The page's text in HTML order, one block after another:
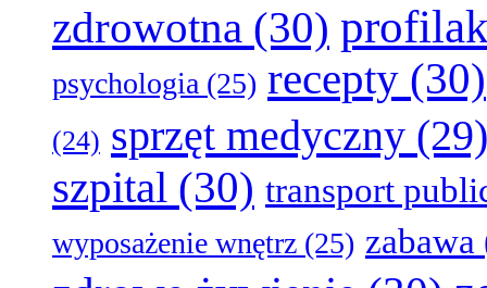
zdrowotna (30)
psychologia (25) recepty (30)
(24) sprzęt medyczny (29)
szpital (30) transport
wyposażenie wnętrz (25) zabawa